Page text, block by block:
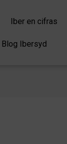
Iber en cifras
Blog Ibersyd